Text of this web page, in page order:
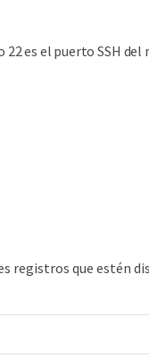
es el puerto SSH del
registros que estén